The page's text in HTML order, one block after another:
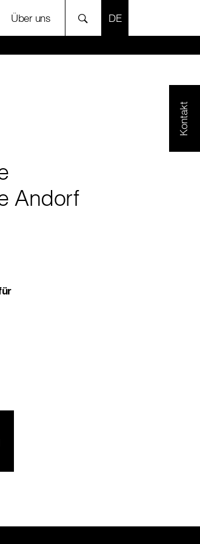
Über uns SPRACHE
Kontakt
Andorf